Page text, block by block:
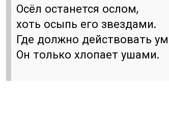
Осёл останется ослом,
хоть осыпь его звездами.
Где должно действовать
Он только хлопает ушами.